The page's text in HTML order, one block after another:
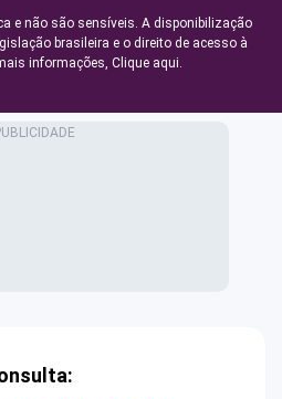
e não são sensíveis. A disponibilização
brasileira e o direito de acesso à
informações, Clique aqui.